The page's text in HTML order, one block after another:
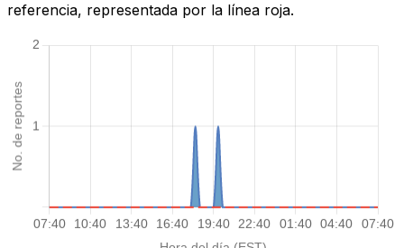
referencia, representada por la línea roja.